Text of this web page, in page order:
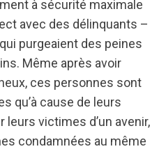
à sécurité maximale
avec des délinquants –
purgeaient des peines
Même après avoir
ces personnes sont
qu’à cause de leurs
leurs victimes d’un avenir,
condamnées au même